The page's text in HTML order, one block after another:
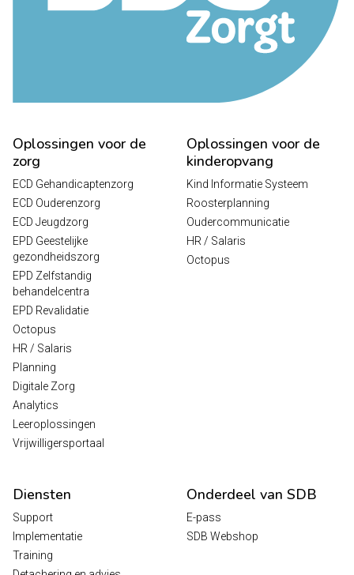
Oplossingen voor de
zorg
ECD Gehandicaptenzorg
ECD Ouderenzorg
ECD Jeugdzorg
EPD Geestelijke
gezondheidszorg
EPD Zelfstandig
behandelcentra
EPD Revalidatie
Octopus
HR / Salaris
Planning
Digitale Zorg
Analytics
Leeroplossingen
Vrijwilligersportaal
Oplossingen voor de
kinderopvang
Kind Informatie Systeem
Roosterplanning
Oudercommunicatie
HR / Salaris
Octopus
Diensten
Support
Implementatie
Training
Onderdeel van SDB
E-pass
SDB Webshop